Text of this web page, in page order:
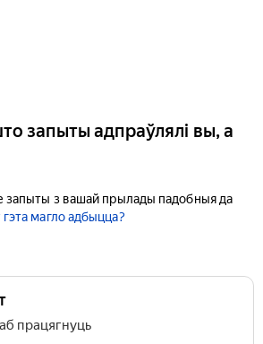
запыты адпраўлялі вы, а
запыты з вашай прылады падобныя да
магло адбыцца?
працягнуць